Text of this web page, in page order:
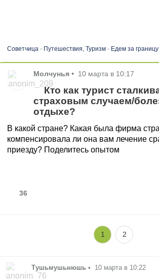
Советчица- Путешествия, Туризм- Едем за границу
Молчунья • 10 марта в 10:17
Кто как турист
страховым случаем/
отдыхе?
В какой стране? Какая была фирма
компенсировала ли она вам лечение
приезду? Поделитесь опытом
36
1 2
Тушьмушьнюшь • 10 марта в 10:22